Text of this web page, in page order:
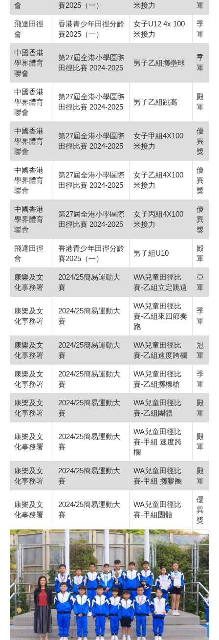
會
賽2025（一）
米接力
軍
飛達田徑
會
香港青少年田徑分齡
賽2025（一）
女子U12 4x 100
米接力
季
軍
中國香港
學界體育
聯會
第27屆全港小學區際
田徑比賽 2024-2025
男子乙組擲壘球
季
軍
中國香港
學界體育
聯會
第27屆全港小學區際
田徑比賽 2024-2025
男子乙組跳高
殿
軍
中國香港
學界體育
聯會
第27屆全港小學區際
田徑比賽 2024-2025
女子甲組4X100
米接力
優
異
獎
中國香港
學界體育
聯會
第27屆全港小學區際
田徑比賽 2024-2025
女子乙組4X100
米接力
優
異
獎
中國香港
學界體育
聯會
第27屆全港小學區際
田徑比賽 2024-2025
女子丙組4X100
米接力
優
異
獎
飛達田徑
會
香港青少年田徑分齡
賽2025（一）
男子組U10
殿
軍
康樂及文
化事務署
2024/25簡易運動大
賽
WA兒童田徑比
賽-乙組立定跳遠
亞
軍
康樂及文
化事務署
2024/25簡易運動大
賽
WA兒童田徑比
賽-乙組來回節奏
跑
季
軍
康樂及文
化事務署
2024/25簡易運動大
賽
WA兒童田徑比
賽-乙組速度跨欄
冠
軍
康樂及文
化事務署
2024/25簡易運動大
賽
WA兒童田徑比
賽-乙組擲標槍
季
軍
康樂及文
化事務署
2024/25簡易運動大
賽
WA兒童田徑比
賽-乙組團體
殿
軍
康樂及文
化事務署
2024/25簡易運動大
賽
WA兒童田徑比
賽-甲組 速度跨
欄
殿
軍
康樂及文
化事務署
2024/25簡易運動大
賽
WA兒童田徑比
賽-甲組 擲膠圈
殿
軍
康樂及文
化事務署
2024/25簡易運動大
賽
WA兒童田徑比
賽-甲組團體
優
異
獎